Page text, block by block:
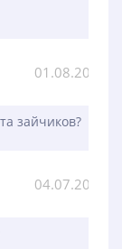
01.08.2023
зайчиков?
04.07.2023